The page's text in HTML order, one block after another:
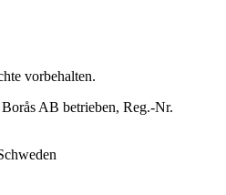
vorbehalten.
AB betrieben, Reg.-Nr.